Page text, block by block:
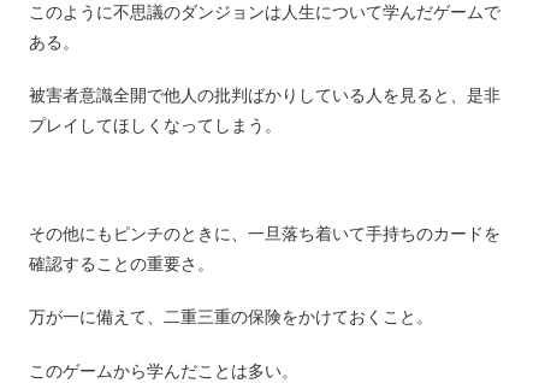
このように不思議のダンジョンは人生について学んだゲームで
ある。
被害者意識全開で他人の批判ばかりしている人を見ると、是非
プレイしてほしくなってしまう。
その他にもピンチのときに、一旦落ち着いて手持ちのカードを
確認することの重要さ。
万が一に備えて、二重三重の保険をかけておくこと。
このゲームから学んだことは多い。